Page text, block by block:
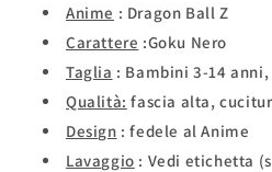
Anime : Dragon Ball Z
Carattere :Goku Nero
Taglia : Bambini 3-14 anni,
Qualità: fascia alta,
Design : fedele al Anime
Lavaggio : Vedi etichetta